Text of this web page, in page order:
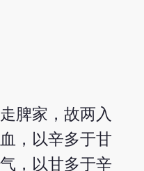
脾家，故两入
，以辛多于甘
，以甘多于辛